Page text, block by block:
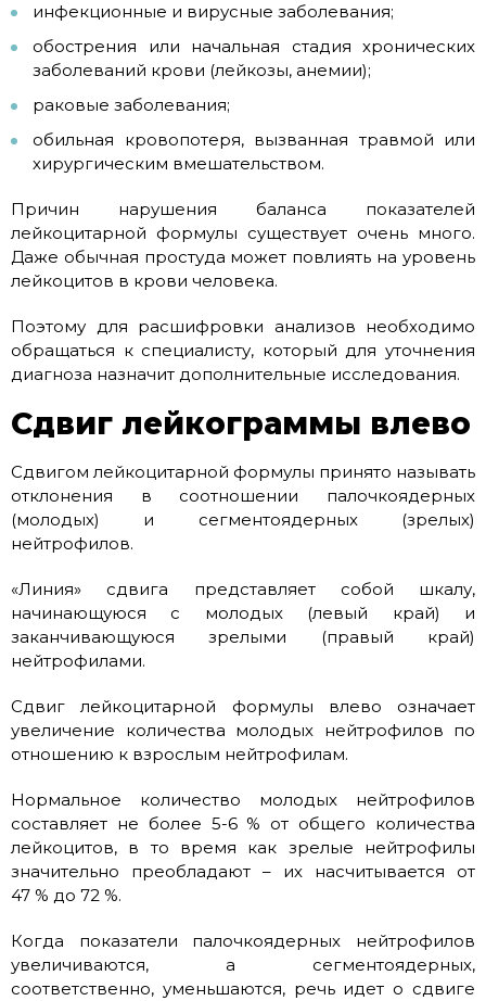
инфекционные и вирусные заболевания;
обострения или начальная стадия хронических
заболеваний крови (лейкозы, анемии);
раковые заболевания;
обильная кровопотеря, вызванная травмой или
хирургическим вмешательством.
Причин нарушения баланса показателей
лейкоцитарной формулы существует очень много.
Даже обычная простуда может повлиять на уровень
лейкоцитов в крови человека.
Поэтому для расшифровки анализов необходимо
обращаться к специалисту, который для уточнения
диагноза назначит дополнительные исследования.
Сдвиг лейкограммы влево
Сдвигом лейкоцитарной формулы принято называть
отклонения в соотношении палочкоядерных
(молодых) и сегментоядерных (зрелых)
нейтрофилов.
«Линия» сдвига представляет собой шкалу,
начинающуюся с молодых (левый край) и
заканчивающуюся зрелыми (правый край)
нейтрофилами.
Сдвиг лейкоцитарной формулы влево означает
увеличение количества молодых нейтрофилов по
отношению к взрослым нейтрофилам.
Нормальное количество молодых нейтрофилов
составляет не более 5-6 % от общего количества
лейкоцитов, в то время как зрелые нейтрофилы
значительно преобладают – их насчитывается от
47 % до 72 %.
Когда показатели палочкоядерных нейтрофилов
увеличиваются, а сегментоядерных,
соответственно, уменьшаются, речь идет о сдвиге